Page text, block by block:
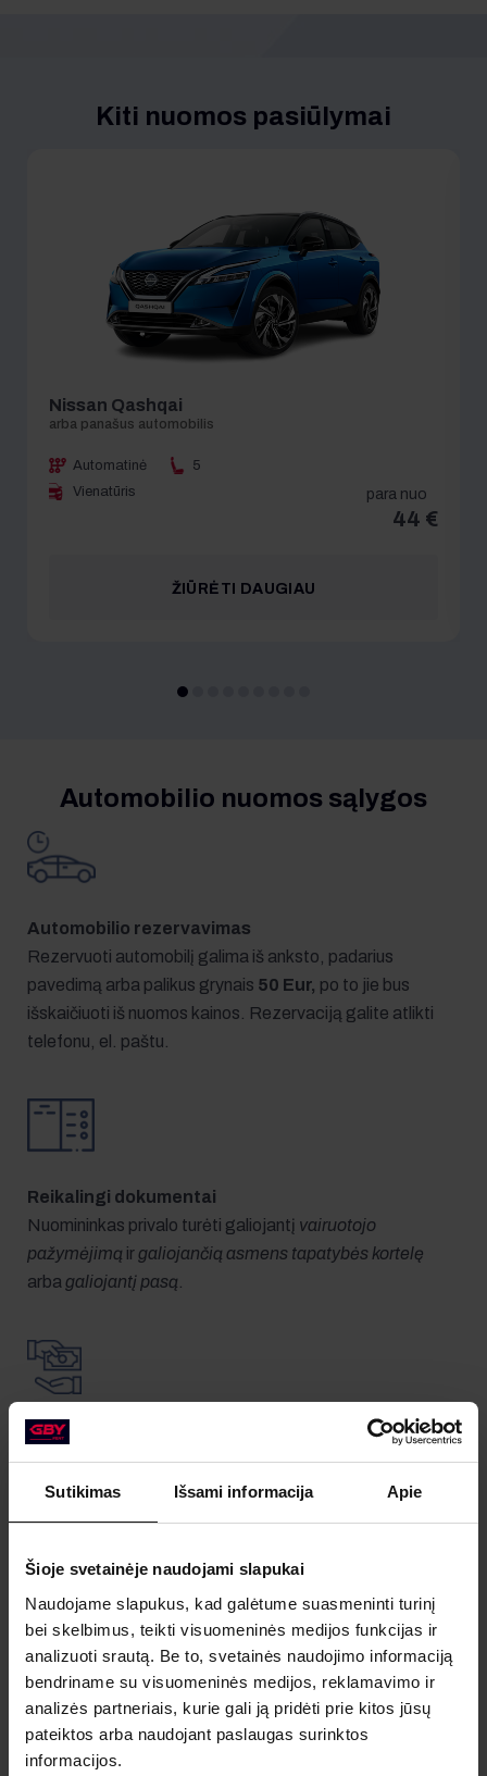
Sutikimas Išsami informacija Apie
Šioje svetainėje naudojami slapukai
Naudojame slapukus, kad galėtume suasmeninti turinį
bei skelbimus, teikti visuomeninės medijos funkcijas ir
analizuoti srautą. Be to, svetainės naudojimo informaciją
bendriname su visuomeninės medijos, reklamavimo ir
analizės partneriais, kurie gali ją pridėti prie kitos jūsų
pateiktos arba naudojant paslaugas surinktos
informacijos.
Kiti nuomos pasiūlymai
Nissan Qashqai
Automatinė
5
Vienatūris
para nuo
44 €
ŽIŪRĖTI DAUGIAU
Automobilio nuomos sąlygos
Automobilio rezervavimas
Rezervuoti automobilį galima iš anksto, padarius
pavedimą arba palikus grynais 50 Eur, po to jie bus
išskaičiuoti iš nuomos kainos. Rezervaciją galite atlikti
telefonu, el. paštu.
Reikalingi dokumentai
Nuomininkas privalo turėti galiojantį vairuotojo
pažymėjimą ir galiojančią asmens tapatybės kortelę
arba galiojantį pasą
Apmokėjimas ir užstatas
Užstatas 800 Eur, 400 Eur arba 0 Eur, priklauso kokį
draudimą pasirinksite. Už automobilio nuomą turi būti
apmokėta pavedimu iki jo pasiėmimo, arba kortele
Užstatas neimamaspasirinkus draudimą su 0 Eur
franšize.
Bendrieji reikalavimai vairuotojams